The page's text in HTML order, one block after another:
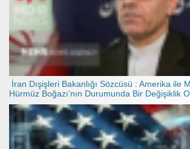
İran Dışişleri Bakanlığı Sözcüsü : Amerika ile
Hürmüz Boğazı'nın Durumunda Bir Değişiklik